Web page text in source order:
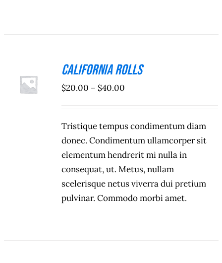
OPÇÕES
/
California Rolls
$20.00 – $40.00
through
$40.00
Tristique tempus condimentum diam
donec. Condimentum ullamcorper sit
elementum hendrerit mi nulla in
consequat, ut. Metus, nullam
scelerisque netus viverra dui pretium
pulvinar. Commodo morbi amet.